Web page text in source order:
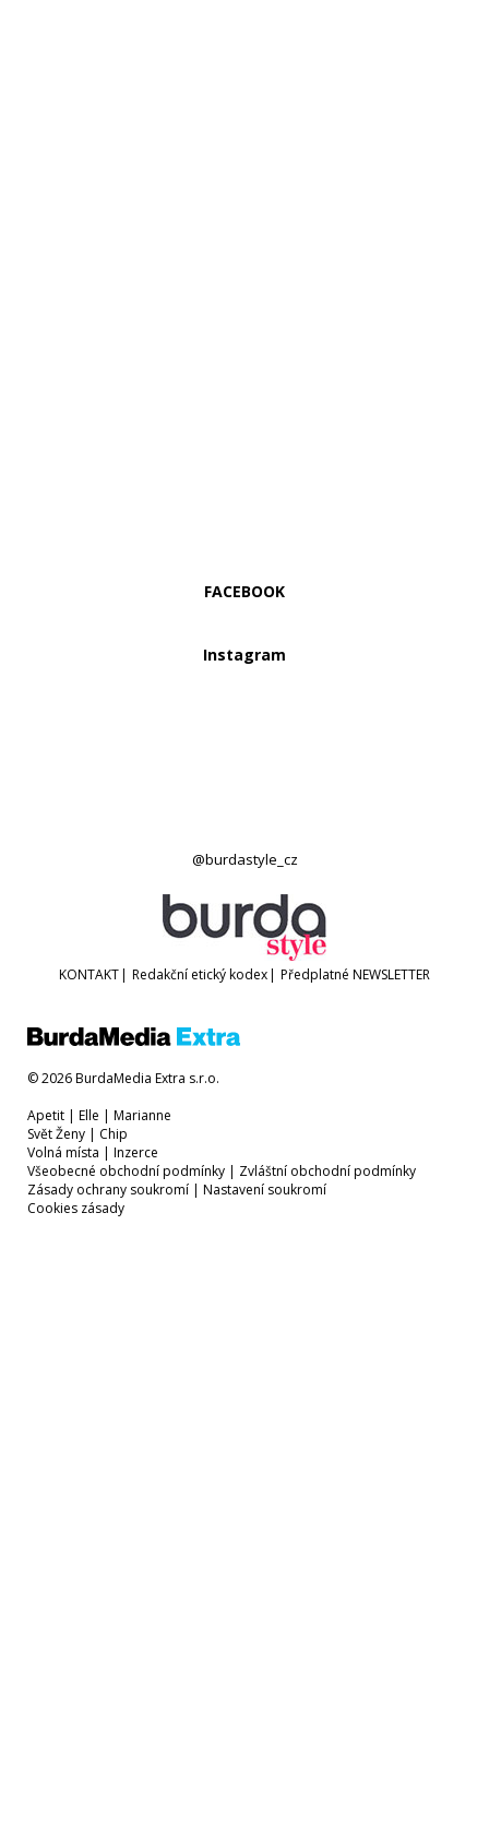
FACEBOOK
Instagram
@burdastyle_cz
KONTAKT| Redakční etický kodex| Předplatné NEWSLETTER
© 2026 BurdaMedia Extra s.r.o.
Apetit | Elle | Marianne
Svět Ženy | Chip
Volná místa | Inzerce
Všeobecné obchodní podmínky | Zvláštní obchodní podmínky
Zásady ochrany soukromí | Nastavení soukromí
Cookies zásady